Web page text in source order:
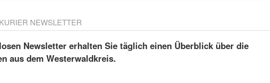
NEWSLETTER
Newsletter erhalten Sie täglich einen Überblick über die
aus dem Westerwaldkreis.